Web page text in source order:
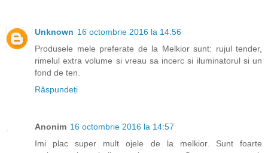
Unknown 16 octombrie 2016 la 14:56
Produsele mele preferate de la Melkior sunt: rujul tender,
rimelul extra volume si vreau sa incerc si iluminatorul si un
fond de ten.
Răspundeți
Anonim 16 octombrie 2016 la 14:57
Imi plac super mult ojele de la melkior. Sunt foarte